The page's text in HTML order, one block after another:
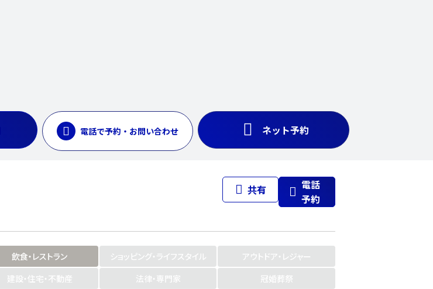
ネット予約
電話で予約・お問い合わせ
共有
電話
予約
飲食・レストラン ショッピング・ライフスタイル
アウトドア・レジャー
建設・住宅・不動産 法律・専門家 冠婚葬祭